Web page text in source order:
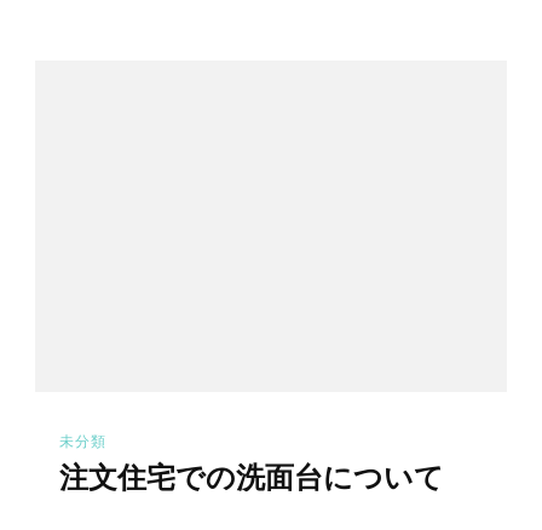
未分類
注文住宅での洗面台について